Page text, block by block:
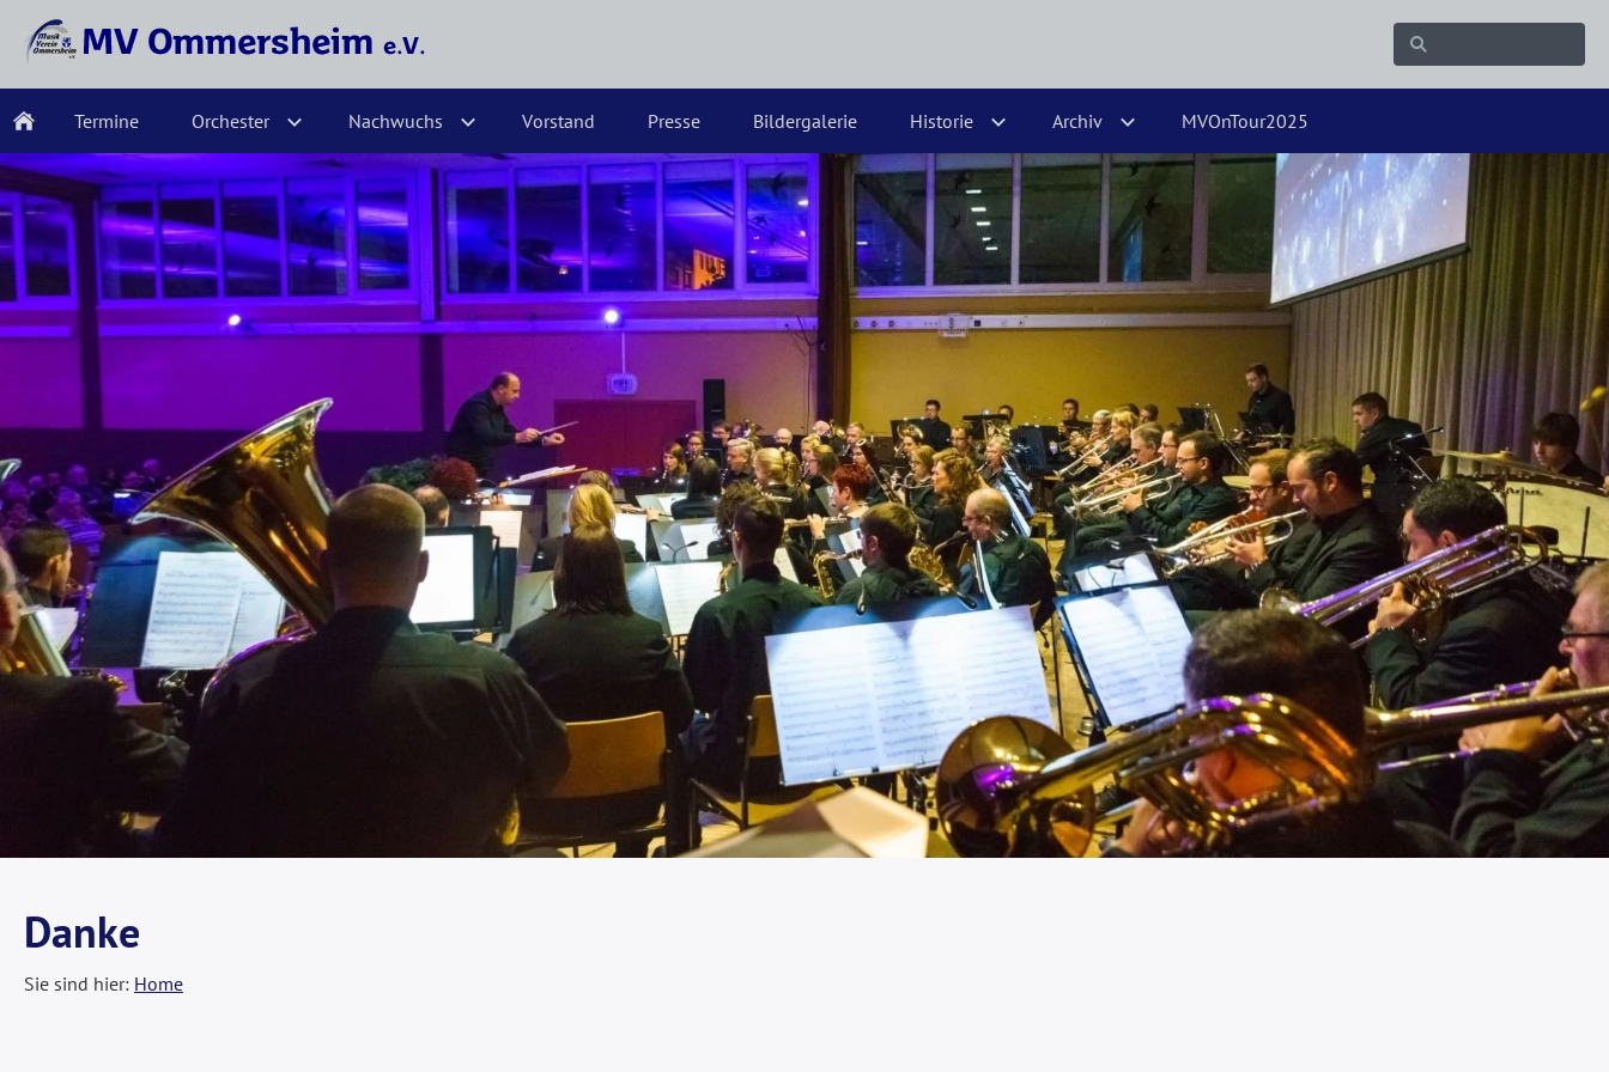
Termine Orchester Nachwuchs Vorstand Presse Bildergalerie Historie Archiv MVOnTour2025
Danke
Sie sind hier: Home